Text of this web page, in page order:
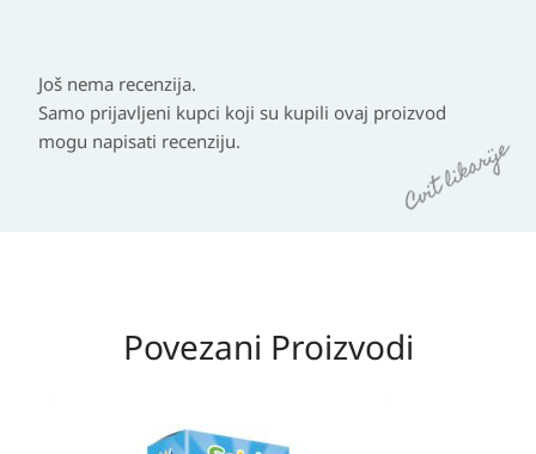
Još nema recenzija.
Samo prijavljeni kupci koji su kupili ovaj proizvod
mogu napisati recenziju.
Povezani Proizvodi